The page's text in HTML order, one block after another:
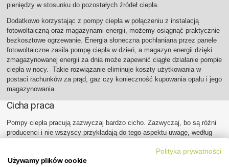
pieniędzy w stosunku do pozostałych źródeł ciepła.
Dodatkowo korzystając z pompy ciepła w połączeniu z instalacją
fotowoltaiczną oraz magazynami energii, możemy osiągnąć praktycznie
bezkosztowe ogrzewanie. Energia słoneczna pochłaniana przez panele
fotowoltaiczne zasila pompę ciepła w dzień, a magazyn energii dzięki
zmagazynowanej energii za dnia może zapewnić ciągłe działanie pompie
ciepła w nocy. Takie rozwiązanie eliminuje koszty użytkowania w
postaci rachunków za prąd, gaz czy konieczność kupowania opału i jego
magazynowania.
Cicha praca
Pompy ciepła pracują zazwyczaj bardzo cicho. Zazwyczaj, bo są różni
producenci i nie wszyscy przykładają do tego aspektu uwagę, według
wykonania urządzenia, na kartę katalogową i certyfikaty
poświadczające, że przedstawione dane są poparte badaniami
Polityka prywatności
Używamy plików cookie